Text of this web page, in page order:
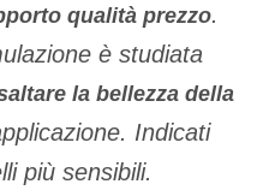
qualità prezzo.
è studiata
la bellezza della
Indicati
più sensibili.